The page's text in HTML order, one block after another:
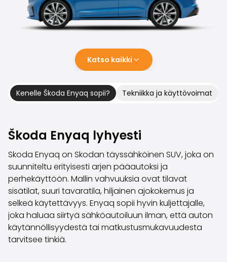
Farmariautot
Kaupunkiautot
Huutokauppa-autot
Edulliset autot
Saka Select
BMW
Mercedes-Benz
Polestar
Skoda
Tesla
Toyota
Volkswagen
Volvo
Kaikki automerkit
Katso kaikki
Kenelle Škoda Enyaq sopii? Tekniikka ja käyttövoimat
Škoda Enyaq lyhyesti
Skoda Enyaq on Skodan täyssähköinen SUV, joka on
suunniteltu erityisesti arjen pääautoksi ja
perhekäyttöön. Mallin vahvuuksia ovat tilavat
sisätilat, suuri tavaratila, hiljainen ajokokemus ja
selkeä käytettävyys. Enyaq sopii hyvin kuljettajalle,
joka haluaa siirtyä sähköautoiluun ilman, että auton
käytännöllisyydestä tai matkustusmukavuudesta
tarvitsee tinkiä.